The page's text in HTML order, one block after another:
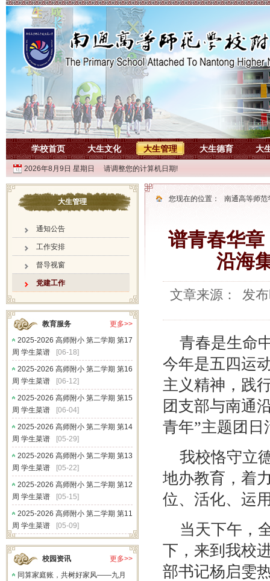
学校首页 大生文化 大生管理 大生德育 大
2026年8月9日 星期日 请调整您的计算机日期!
大生管理
通知公告
工作安排
督导视窗
党建工作
更多>>
教育服务
2025-2026 高师附小 第二学期 第17
周 学生菜谱
[06-18]
2025-2026 高师附小 第二学期 第16
周 学生菜谱
[06-12]
2025-2026 高师附小 第二学期 第15
周 学生菜谱
[06-04]
2025-2026 高师附小 第二学期 第14
周 学生菜谱
[05-29]
2025-2026 高师附小 第二学期 第13
周 学生菜谱
[05-22]
2025-2026 高师附小 第二学期 第12
周 学生菜谱
[05-15]
2025-2026 高师附小 第二学期 第11
周 学生菜谱
[05-09]
更多>>
校园资讯
同算家庭账，共树好家风——九月
您现在的位置： 南通高等师范
谱青春华
沿海
文章来源： 发
青春是生命
今年是五四运
主义精神，践
团支部与南通
青年”主题团日
我校恪守立
地办教育，着
位、活化、运
当天下午，
下，来到我校
部书记杨启雯